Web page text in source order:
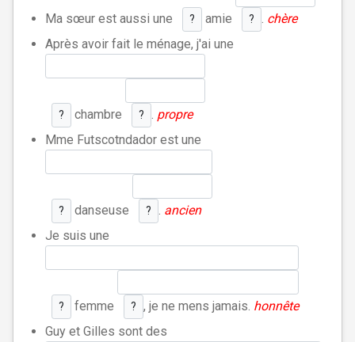
Ma sœur est aussi une ? amie ?
chère
Après avoir fait le ménage, j'ai une
? chambre ?
propre
Mme Futscotndador est une
? danseuse ?
ancien
Je suis une
? femme ? , je ne mens jamais. honnête
Guy et Gilles sont des